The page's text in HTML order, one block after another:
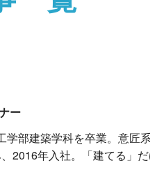
ー
部建築学科を卒業。意
2016年入社。「建てる」